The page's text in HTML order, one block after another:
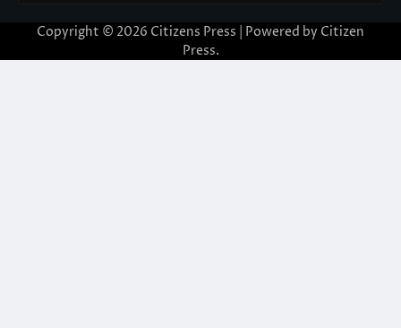
Copyright © 2026 Citizens Press | Powered by Citizen
Press.